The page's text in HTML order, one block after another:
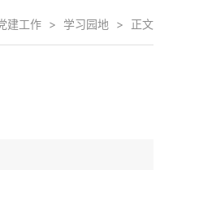
建工作 > 学习园地 > 正文